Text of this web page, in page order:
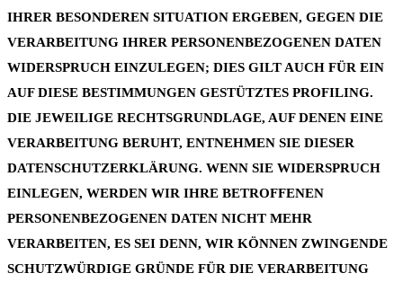
IHRER BESONDEREN SITUATION ERGEBEN, GEGEN DIE
VERARBEITUNG IHRER PERSONENBEZOGENEN DATEN
WIDERSPRUCH EINZULEGEN; DIES GILT AUCH FÜR EIN
AUF DIESE BESTIMMUNGEN GESTÜTZTES PROFILING.
DIE JEWEILIGE RECHTSGRUNDLAGE, AUF DENEN EINE
VERARBEITUNG BERUHT, ENTNEHMEN SIE DIESER
DATENSCHUTZERKLÄRUNG. WENN SIE WIDERSPRUCH
EINLEGEN, WERDEN WIR IHRE BETROFFENEN
PERSONENBEZOGENEN DATEN NICHT MEHR
VERARBEITEN, ES SEI DENN, WIR KÖNNEN ZWINGENDE
SCHUTZWÜRDIGE GRÜNDE FÜR DIE VERARBEITUNG